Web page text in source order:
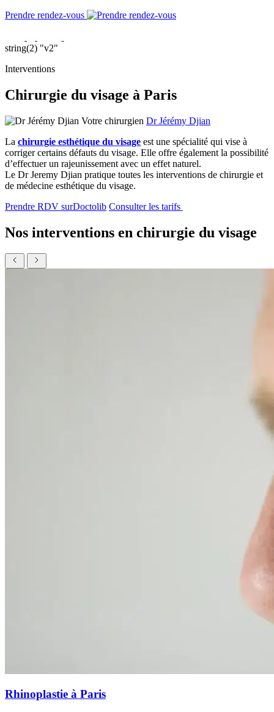
Prendre rendez-vous
string(2) "v2"
Interventions
Chirurgie du visage à Paris
Votre chirurgien Dr Jérémy Djian
La chirurgie esthétique du visage est une spécialité qui vise à
corriger certains défauts du visage. Elle offre également la possibilité
d’effectuer un rajeunissement avec un effet naturel.
Le Dr Jeremy Djian pratique toutes les interventions de chirurgie et
de médecine esthétique du visage.
Prendre RDV surDoctolib Consulter les tarifs
Nos interventions en chirurgie du visage
Rhinoplastie à Paris